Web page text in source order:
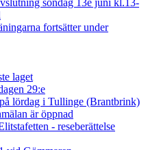
fortsätter under
laget
29:e
lördag i Tullinge (Brantbrink)
är öppnad
- reseberättelse